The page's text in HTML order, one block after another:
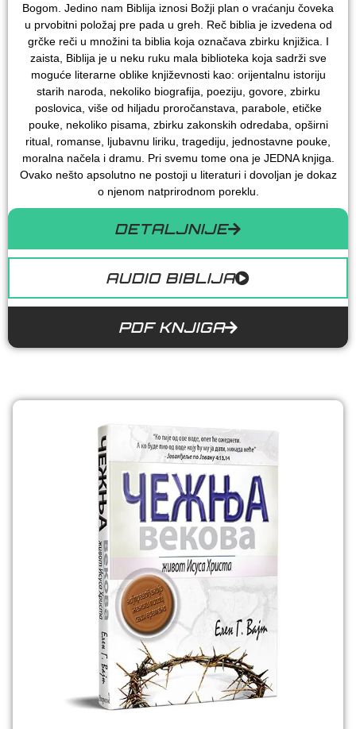
Bogom. Jedino nam Biblija iznosi Božji plan o vraćanju čoveka
u prvobitni položaj pre pada u greh. Reč biblia je izvedena od
grčke reči u množini ta biblia koja označava zbirku knjižica. I
zaista, Biblija je u neku ruku mala biblioteka koja sadrži sve
moguće literarne oblike književnosti kao: orijentalnu istoriju
starih naroda, nekoliko biografija, poeziju, govore, zbirku
poslovica, više od hiljadu proročanstava, parabole, etičke
pouke, nekoliko pisama, zbirku zakonskih odredaba, opširni
ritual, romanse, ljubavnu liriku, tragediju, jednostavne pouke,
moralna načela i dramu. Pri svemu tome ona je JEDNA knjiga.
Ovako nešto apsolutno ne postoji u literaturi i dovoljan je dokaz
o njenom natprirodnom poreklu.
DETALJNIJE
AUDIO BIBLIJA
PDF KNJIGA